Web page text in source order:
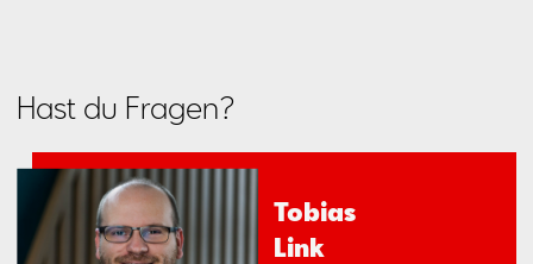
Hast du Fragen?
To­bi­as
Link